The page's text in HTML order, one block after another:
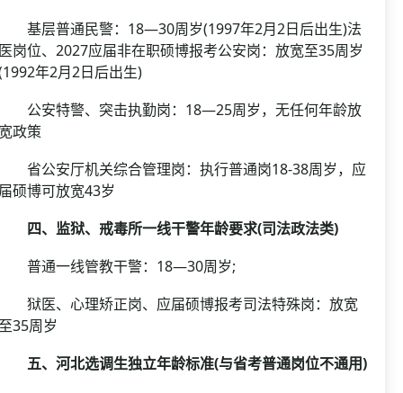
层普通民警：18—30周岁(1997年2月2日后出生)法
岗位、2027应届非在职硕博报考公安岗：放宽至35周岁
年2月2日后出生)
安特警、突击执勤岗：18—25周岁，无任何年龄放
政策
公安厅机关综合管理岗：执行普通岗18-38周岁，应
硕博可放宽43岁
、监狱、戒毒所一线干警年龄要求(司法政法类)
通一线管教干警：18—30周岁;
医、心理矫正岗、应届硕博报考司法特殊岗：放宽
35周岁
、河北选调生独立年龄标准(与省考普通岗位不通用)